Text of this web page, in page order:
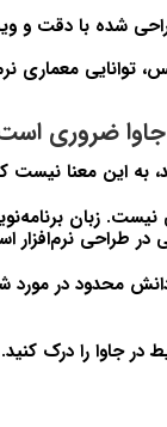
شده با دقت و
توانایی معماری
جاوا ضروری
به این معنا
زبان
در طراحی نرم‌افزار
محدود در مورد
در جاوا را درک کنید.